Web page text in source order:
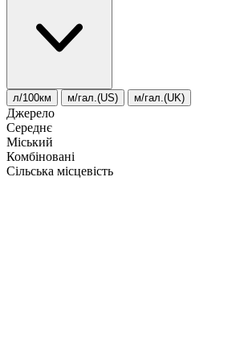
л/100км м/гал.(US) м/гал.(UK)
Джерело
Середнє
Міський
Комбіновані
Сільська місцевість